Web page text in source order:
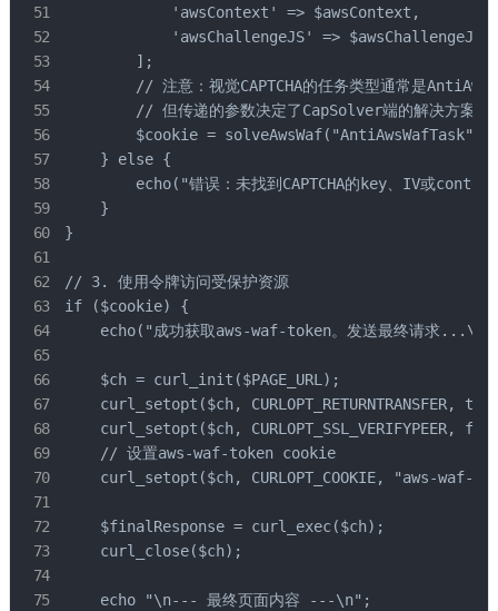
            'awsContext' => $awsContext,
'awsChallengeJS' => $awsChallengeJS
        ];
// 注意：视觉CAPTCHA的任务类型通常是
// 但传递的参数决定了CapSolver端的解决方案类
$cookie = solveAwsWaf("AntiAwsWafTask",
    } else {
echo("错误：未找到CAPTCHA的key、IV或
    }
}
// 3. 使用令牌访问受保护资源
if ($cookie) {
echo("成功获取aws-waf-token。发送最终请求
    $ch = curl_init($PAGE_URL);
curl_setopt($ch, CURLOPT_RETURNTRANSFER,
curl_setopt($ch, CURLOPT_SSL_VERIFYPEER,
    // 设置aws-waf-token cookie
curl_setopt($ch, CURLOPT_COOKIE, "aws-waf-
    $finalResponse = curl_exec($ch);
    curl_close($ch);
    echo "\n--- 最终页面内容 ---\n";